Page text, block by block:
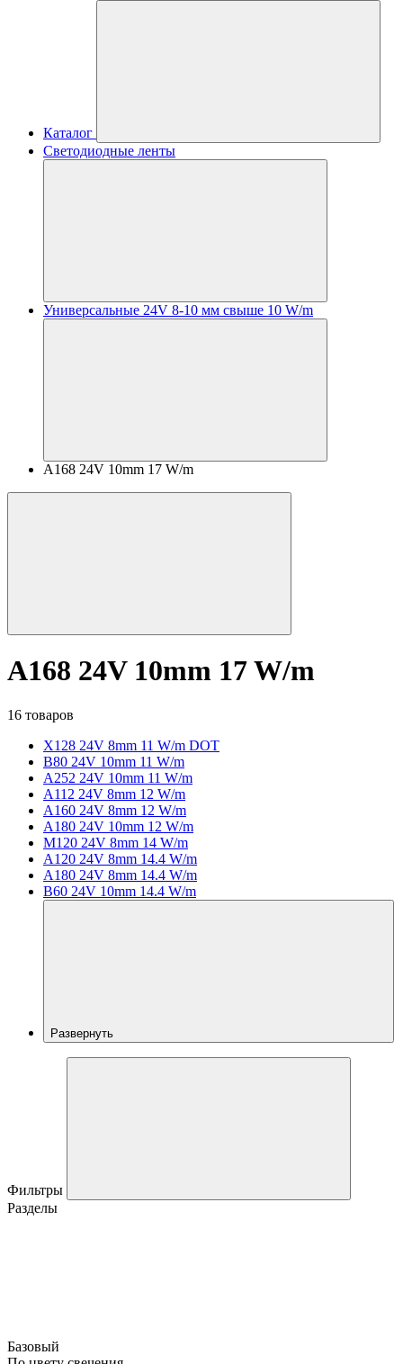
Каталог
Светодиодные ленты
Универсальные 24V 8-10 мм свыше 10 W/m
A168 24V 10mm 17 W/m
A168 24V 10mm 17 W/m
16 товаров
X128 24V 8mm 11 W/m DOT
B80 24V 10mm 11 W/m
A252 24V 10mm 11 W/m
A112 24V 8mm 12 W/m
A160 24V 8mm 12 W/m
A180 24V 10mm 12 W/m
M120 24V 8mm 14 W/m
A120 24V 8mm 14.4 W/m
A180 24V 8mm 14.4 W/m
B60 24V 10mm 14.4 W/m
Развернуть
Фильтры
Разделы
Базовый